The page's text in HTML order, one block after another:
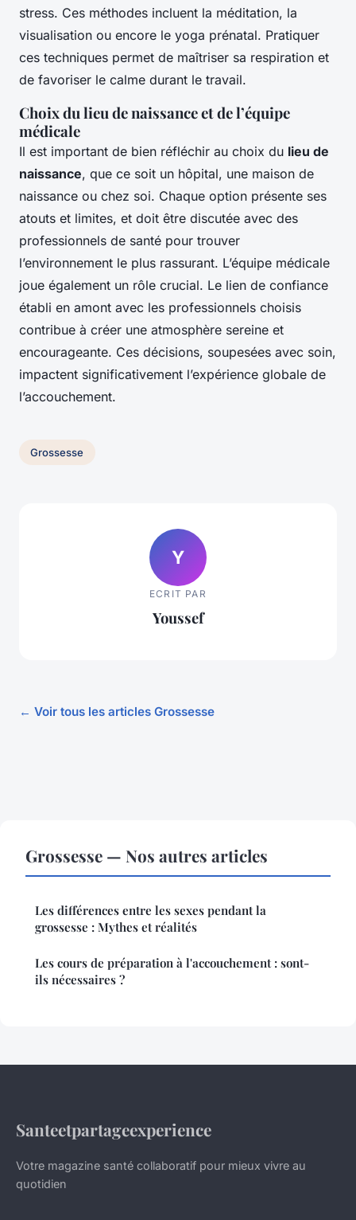
stress. Ces méthodes incluent la méditation, la
visualisation ou encore le yoga prénatal. Pratiquer
ces techniques permet de maîtriser sa respiration et
de favoriser le calme durant le travail.
Choix du lieu de naissance et de l’équipe
médicale
Il est important de bien réfléchir au choix du lieu de
naissance, que ce soit un hôpital, une maison de
naissance ou chez soi. Chaque option présente ses
atouts et limites, et doit être discutée avec des
professionnels de santé pour trouver
l’environnement le plus rassurant. L’équipe médicale
joue également un rôle crucial. Le lien de confiance
établi en amont avec les professionnels choisis
contribue à créer une atmosphère sereine et
encourageante. Ces décisions, soupesées avec soin,
impactent significativement l’expérience globale de
l’accouchement.
Grossesse
Y
ECRIT PAR
Youssef
← Voir tous les articles Grossesse
Grossesse — Nos autres articles
Les différences entre les sexes pendant la
grossesse : Mythes et réalités
Les cours de préparation à l'accouchement : sont-
ils nécessaires ?
Santeetpartageexperience
Votre magazine santé collaboratif pour mieux vivre au
quotidien